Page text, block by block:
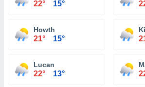
22° 15°
Howth
21° 15°
Lucan
22° 13°